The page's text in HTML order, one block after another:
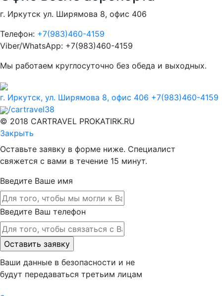
г. Иркутск ул. Ширямова 8, офис 406
Телефон: +7(983)460-4159
Viber/WhatsApp: +7(983)460-4159
Мы работаем круглосуточно без обеда и выходных.
г. Иркутск, ул. Ширямова 8, офис 406 +7(983)460-4159
/cartravel38
© 2018 CARTRAVEL PROKATIRK.RU
Закрыть
Оставьте заявку в форме ниже. Специалист
свяжется с вами в течение 15 минут.
Введите Ваше имя
Введите Ваш телефон
Ваши данные в безопасности и не
будут передаваться третьим лицам